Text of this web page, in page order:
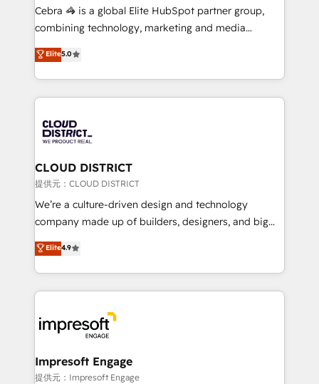
boost with a new HubSpot site Recognized leaders:
🏆 HubSpot Platform Migration Impact Award 🏆
Inbound Campaign of the Year 🏆 Gold AVA Digital
Award for Best Website 🌟 Accreditations: CRM
Cebra 🦓 is a global Elite HubSpot partner group,
combining technology, marketing and media
expertise across Latin America and Southern
Europe, with teams across 7 countries. Born in Chile,
we combine local insight with international reach to
help businesses grow through technology, creativity,
500+ HubSpot implementations, building end-to-
end solutions that integrate CRM, AI automation,
inbound and loop marketing, content, and digital
creativity. Our multicultural team works in Spanish,
Portuguese, and English to design scalable strategies
that drive measurable growth. 🌎 Highlights: • 10+
Platform Migration Excellence. • Top 3 Partner of the
Year LATAM 2022, 2023, 2024, 2025. • Partner of the
business with HubSpot? Let Cebra’s experts help
you grow faster, smarter, and with impact.
Elite5.0
CLOUD DISTRICT
提供元：CLOUD DISTRICT
We’re a culture-driven design and technology
company made up of builders, designers, and big
thinkers. We blend strategy, design, and
development—always fueled by curiosity—to turn
ideas, opportunities, and challenges into meaningful
experiences. To us, technology is more than just
and—most importantly—simple. That’s why we lean
into bold ideas and shape them into thoughtful
products and strategies that actually make a
difference.
Elite4.9
Impresoft Engage
提供元：Impresoft Engage